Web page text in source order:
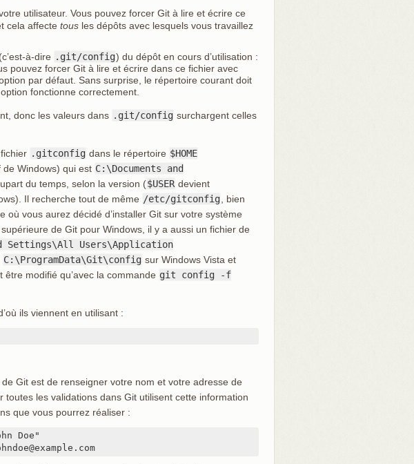
utilisateur. Vous pouvez forcer Git à lire et écrire ce
cela affecte tous les dépôts avec lesquels vous travaillez
à-dire .git/config) du dépôt en cours d’utilisation :
pouvez forcer Git à lire et écrire dans ce fichier avec
par défaut. Sans surprise, le répertoire courant doit
fonctionne correctement.
donc les valeurs dans .git/config surchargent celles
.gitconfig dans le répertoire $HOME
de Windows) qui est C:\Documents and
du temps, selon la version ($USER devient
Il recherche tout de même /etc/gitconfig , bien
où vous aurez décidé d’installer Git sur votre système
de Git pour Windows, il y a aussi un fichier de
Settings\All Users\Application
C:\ProgramData\Git\config sur Windows Vista et
modifié qu’avec la commande git config -f
ils viennent en utilisant :
Git est de renseigner votre nom et votre adresse de
toutes les validations dans Git utilisent cette information
que vous pourrez réaliser :
Doe"